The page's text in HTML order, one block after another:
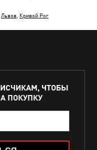
Львов Кривой Рог
ЧТОБЫ
ПОКУПКУ